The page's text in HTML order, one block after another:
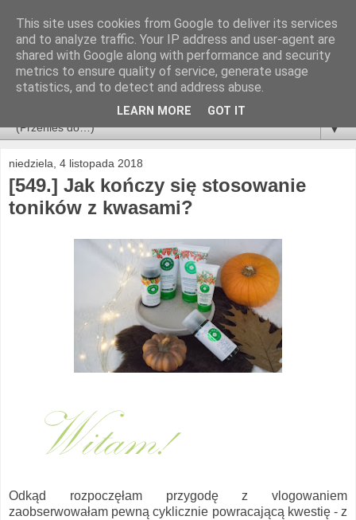
▼
niedziela, 4 listopada 2018
[549.] Jak kończy się stosowanie
toników z kwasami?
Odkąd rozpoczęłam przygodę z vlogowaniem
zaobserwowałam pewną cyklicznie powracającą kwestię - z
This site uses cookies from Google to deliver its services
and to analyze traffic. Your IP address and user-agent are
shared with Google along with performance and security
metrics to ensure quality of service, generate usage
statistics, and to detect and address abuse.
LEARN MORE GOT IT